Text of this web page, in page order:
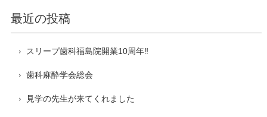
最近の投稿
スリープ歯科福島院開業10周年‼️
歯科麻酔学会総会
見学の先生が来てくれました